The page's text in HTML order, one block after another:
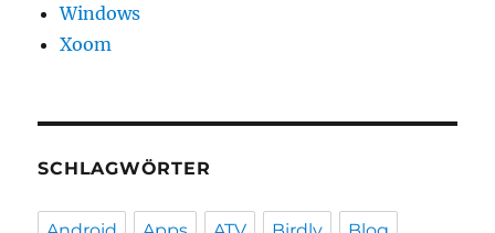
Windows
Xoom
SCHLAGWÖRTER